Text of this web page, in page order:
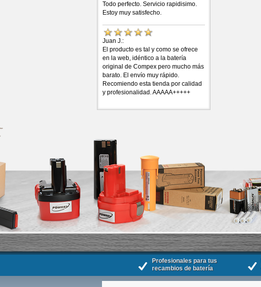
Todo perfecto. Servicio rapidisimo.
Estoy muy satisfecho.
Juan J.:
El producto es tal y como se ofrece
en la web, idéntico a la batería
original de Compex pero mucho más
barato. El envío muy rápido.
Recomiendo esta tienda por calidad
y profesionalidad. AAAAA+++++
Profesionales para tus
recambios de batería